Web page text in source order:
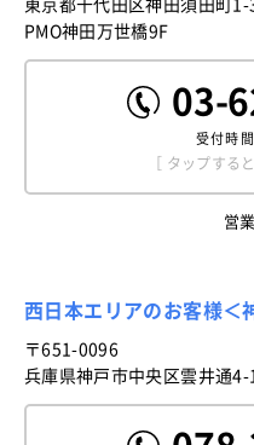
東京都千代田区神田須田町1-
PMO神田万世橋9F
03-
受付時
［ タップする
営
西日本エリアのお客様＜
〒651-0096
兵庫県神戸市中央区雲井通